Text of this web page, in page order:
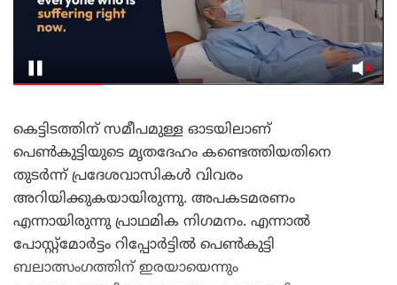
കെട്ടിടത്തിന് സമീപമുള്ള ഓടയിലാണ്
പെൺകുട്ടിയുടെ മൃതദേഹം കണ്ടെത്തിയതിനെ
തുടർന്ന് പ്രദേശവാസികൾ വിവരം
അറിയിക്കുകയായിരുന്നു. അപകടമരണം
എന്നായിരുന്നു പ്രാഥമിക നിഗമനം. എന്നാൽ
പോസ്റ്റ്മോർട്ടം റിപ്പോർട്ടിൽ പെൺകുട്ടി
ബലാത്സംഗത്തിന് ഇരയായെന്നും